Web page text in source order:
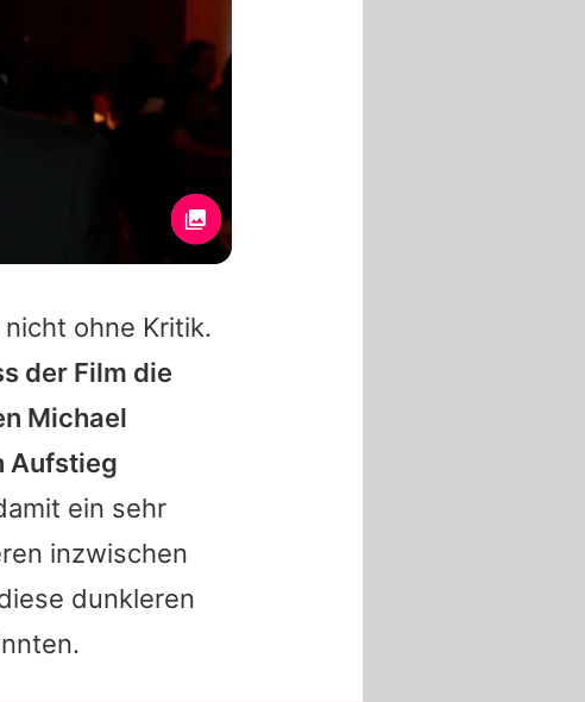
ohne Kritik.
der Film die
Michael
Aufstieg
ein sehr
inzwischen
dunkleren